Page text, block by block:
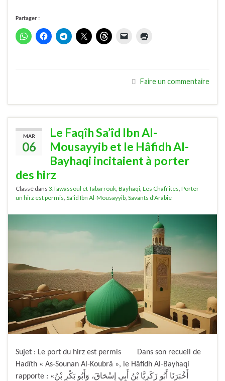
Partager :
Faire un commentaire
MAR
06
Le Faqîh Sa’îd Ibn Al-
Mousayyib et le Hâfidh Al-
Bayhaqi incitaient à porter
des hirz
Classé dans 3.Tawassoul et Tabarrouk Bayhaqi Les Chafi'ites Porter
un hirz est permis Sa'id Ibn Al-Mousayyib Savants d'Arabie
Sujet : Le port du hirz est permis Dans son recueil de
Hadîth « As-Sounan Al-Koubrâ », le Hâfidh Al-Bayhaqi
rapporte : «أَخْبَرَنَا أَبُو زَكَرِيَّا بْنُ أَبِي إِسْحَاقَ، وَأَبُو بَكْرِ بْنُ